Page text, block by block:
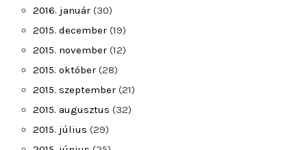
2016. január (30)
2015. december (19)
2015. november (12)
2015. október (28)
2015. szeptember (21)
2015. augusztus (32)
2015. július (29)